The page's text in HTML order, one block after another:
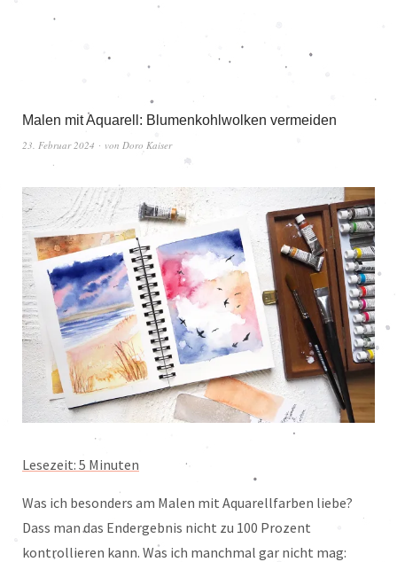
Malen mit Aquarell: Blumenkohlwolken vermeiden
23. Februar 2024 von Doro Kaiser
Lesezeit: 5 Minuten
Was ich besonders am Malen mit Aquarellfarben liebe?
Dass man das Endergebnis nicht zu 100 Prozent
kontrollieren kann. Was ich manchmal gar nicht mag: